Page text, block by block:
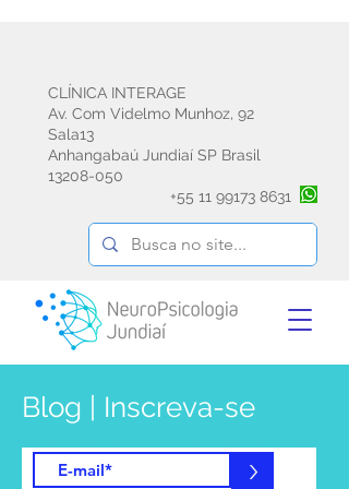
CLÍNICA INTERAGE
Av. Com Videlmo Munhoz, 92
Sala13
Anhangabaú Jundiaí SP Brasil
13208-050
+55 11 99173 8631
Blog | Inscreva-se
emdr avaliação e reabilitação
neuropsicológica
>